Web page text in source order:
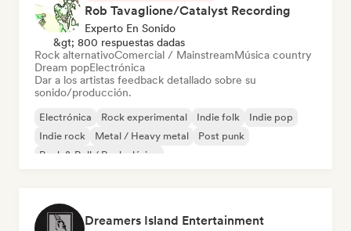
Rob Tavaglione/Catalyst Recording
Experto En Sonido
&gt; 800 respuestas dadas
Rock alternativoComercial / MainstreamMúsica country
Dream popElectrónica
Dar a los artistas feedback detallado sobre su
sonido/producción.
Electrónica Rock experimental Indie folk
Indie pop
Indie rock
Metal / Heavy metal
Post punk
Rock & Roll / Rock clásico
Dreamers Island Entertainment